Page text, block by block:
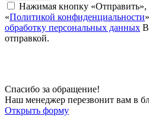
Нажимая кнопку «Отправить»,
«Политикой конфиденциальности
обработку персональных данных
отправкой.
Спасибо за обращение!
Наш менеджер перезвонит вам в
Открыть форму